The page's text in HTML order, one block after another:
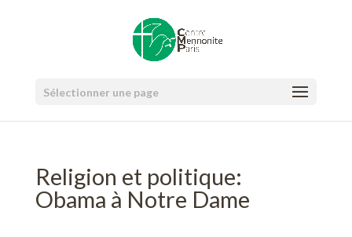
Sélectionner une page
Religion et politique:
Obama à Notre Dame